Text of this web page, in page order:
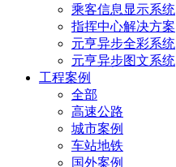
乘客信息显示系统
指挥中心解决方案
元亨异步全彩系统
元亨异步图文系统
工程案例
全部
高速公路
城市案例
车站地铁
国外案例